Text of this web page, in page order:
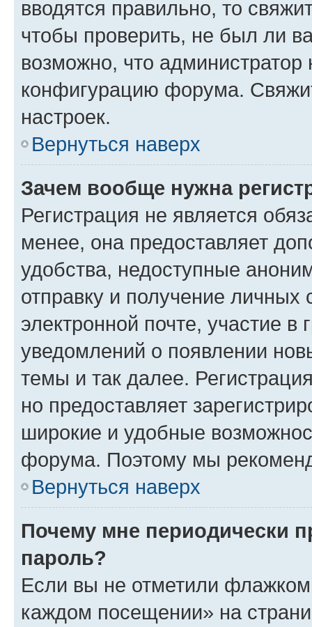
вводятся правильно, то
чтобы проверить, не был ли
возможно, что администратор
конфигурацию форума.
настроек.
Вернуться наверх
Зачем вообще нужна
Регистрация не является
менее, она предоставляет
удобства, недоступные
отправку и получение
электронной почте, участие в
уведомлений о появлении
темы и так далее.
но предоставляет
широкие и удобные
форума. Поэтому мы
Вернуться наверх
Почему мне периодически
пароль?
Если вы не отметили флажком
каждом посещении» на